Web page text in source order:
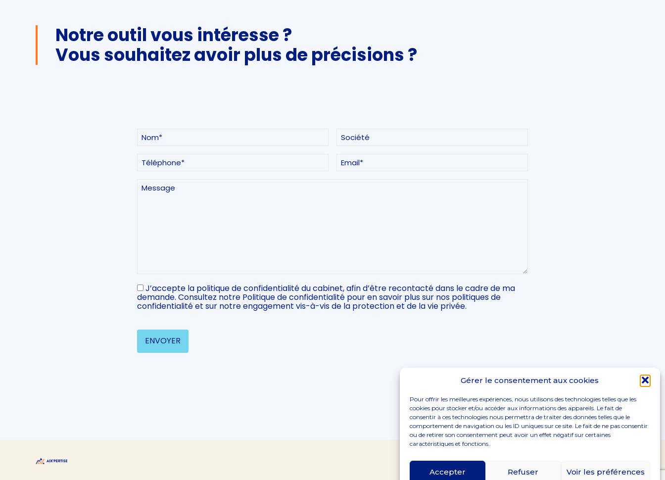
Gérer le consentement aux cookies
Pour offrir les meilleures expériences, nous utilisons des technologies telles que les
cookies pour stocker et/ou accéder aux informations des appareils. Le fait de
consentir à ces technologies nous permettra de traiter des données telles que le
comportement de navigation ou les ID uniques sur ce site. Le fait de ne pas consentir
ou de retirer son consentement peut avoir un effet négatif sur certaines
caractéristiques et fonctions.
Accepter Refuser Voir les préférences
Notre outil vous intéresse ?
Vous souhaitez avoir plus de précisions ?
Nom
Prénom
Société
(Nécessaire)
Téléphone
(Nécessaire)
E-
mail
Message
(Nécessaire)
J’accepte la politique de confidentialité du cabinet, afin d’être recontacté dans le cadre de ma
demande. Consultez notre Politique de confidentialité pour en savoir plus sur nos politiques de
confidentialité et sur notre engagement vis-à-vis de la protection et de la vie privée.
Principale
Le cabinet